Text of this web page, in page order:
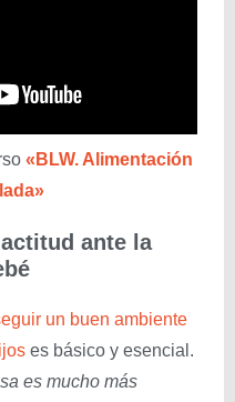
«BLW. Alimentación
ante la
un buen ambiente
es básico y esencial.
es mucho más